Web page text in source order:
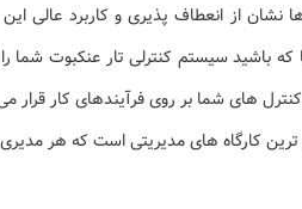
از انعطاف پذیری و کاربرد عالی
باشید سیستم کنترلی تار عنکبوت شما
های شما بر روی فرآیندهای کار
ترین کارگاه های مدیریتی است که هر